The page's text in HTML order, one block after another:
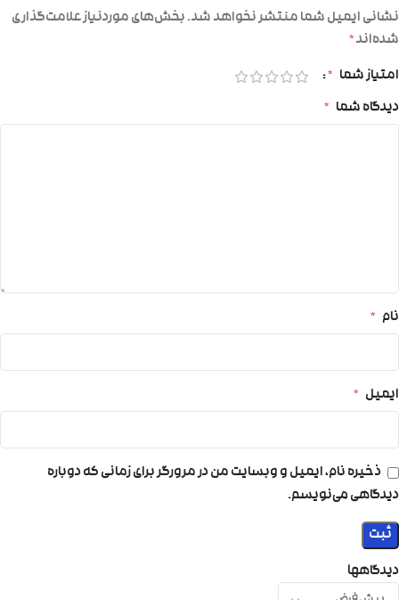
دیدگاهها
نشانی ایمیل شما منتشر نخواهد شد.بخش‌های موردنیاز علامت‌گذاری
شده‌اند*
امتیاز شما *
دیدگاه شما *
نام *
ایمیل *
ذخیره نام، ایمیل و وبسایت من در مرورگر برای زمانی که دوباره
دیدگاهی می‌نویسم.